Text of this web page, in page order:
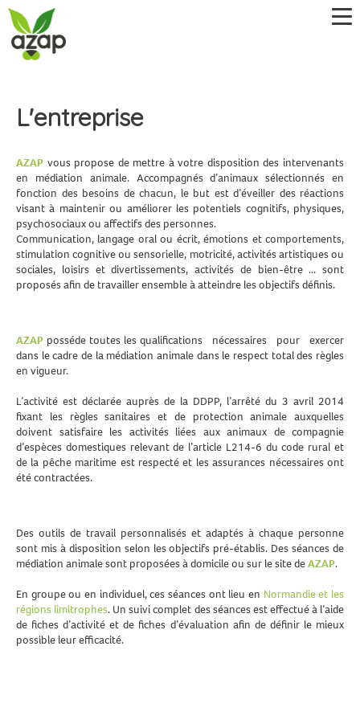
L'entreprise
AZAP vous propose de mettre à votre disposition des intervenants
en médiation animale. Accompagnés d’animaux sélectionnés en
fonction des besoins de chacun, le but est d’éveiller des réactions
visant à maintenir ou améliorer les potentiels cognitifs, physiques,
psychosociaux ou affectifs des personnes.
Communication, langage oral ou écrit, émotions et comportements,
stimulation cognitive ou sensorielle, motricité, activités artistiques ou
sociales, loisirs et divertissements, activités de bien-être ... sont
proposés afin de travailler ensemble à atteindre les objectifs définis.
AZAP posséde toutes les qualifications nécessaires pour exercer
dans le cadre de la médiation animale dans le respect total des règles
en vigueur.
L’activité est déclarée auprès de la DDPP, l’arrêté du 3 avril 2014
fixant les règles sanitaires et de protection animale auxquelles
doivent satisfaire les activités liées aux animaux de compagnie
d’espèces domestiques relevant de l’article L214-6 du code rural et
de la pêche maritime est respecté et les assurances nécessaires ont
été contractées.
Des outils de travail personnalisés et adaptés à chaque personne
sont mis à disposition selon les objectifs pré-établis. Des séances de
médiation animale sont proposées à domicile ou sur le site deAZAP.
En groupe ou en individuel, ces séances ont lieu en Normandie et les
régions limitrophes. Un suivi complet des séances est effectué à l’aide
de fiches d’activité et de fiches d’évaluation afin de définir le mieux
possible leur efficacité.